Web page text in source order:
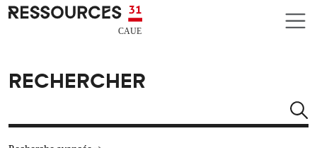
Aller au contenu principal
CAUE RESSOURCES 31
RECHERCHER